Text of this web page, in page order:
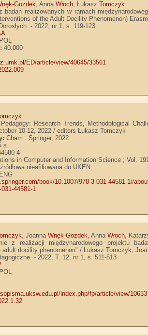
Gozdek, AnnaWłoch, ŁukaszTomczyk.
badań realizowanych w ramach
of the Adult Docility Phenomenon)
- 2022, nr 1, s. 119-123
POL
40.000
ED/article/view/40645/33561
.
Research Trends, Methodological
10-12, 2022 / editors Łukasz Tomczyk
Cham : Springer, 2022
s.
4
in Computer and Information Science ; Vol.
nieafiliowana do UKEN.
ENG
book/10.1007/978-3-031-44581-
44581-1
, JoannaWnęk-Gozdek, AnnaWłoch,
z realizacji międzynarodowego projektu
docility phenomenon" / Łukasz Tomczyk,
- 2022, T. 12, nr 1, s. 511-513
POL
index.php/fp/article/view/10633